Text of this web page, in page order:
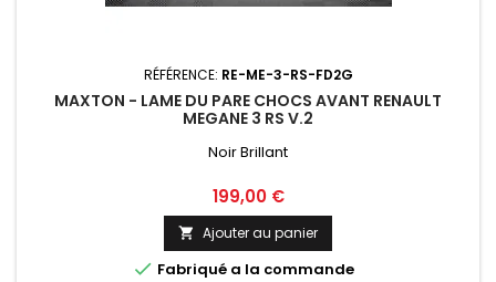
RÉFÉRENCE: RE-ME-3-RS-FD2G
MAXTON - LAME DU PARE CHOCS AVANT RENAULT
MEGANE 3 RS V.2
Noir Brillant
Prix
199,00 €
 Ajouter au panier
 Fabriqué a la commande